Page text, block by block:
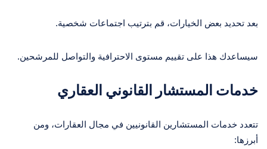
بعد تحديد بعض الخيارات، قم بترتيب اجتماعات شخصية.
سيساعدك هذا على تقييم مستوى الاحترافية والتواصل للمرشحين.
خدمات المستشار القانوني العقاري
تتعدد خدمات المستشارين القانونيين في مجال العقارات، ومن
أبرزها: